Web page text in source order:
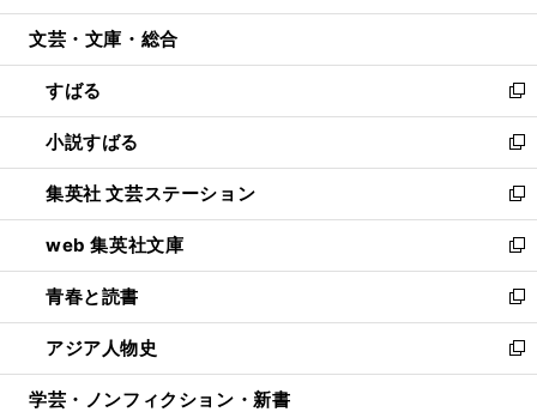
開
ウ
開
く
ン
ウ
で
開
く
ウ
ン
ド
ウ
で
開
く
文芸・文庫・総合
すばる
新
し
い
ウ
ィ
ン
ド
ウ
で
開
く
小説すばる
新
し
い
ウ
ィ
ン
ド
ウ
で
開
集英社 文芸ステーション
新
し
い
ウ
ィ
ン
ド
ウ
web 集英社文庫
新
し
い
ウ
ィ
ン
青春と読書
新
し
い
ウ
アジア人物史
新
し
学芸・ノンフィクション・新書